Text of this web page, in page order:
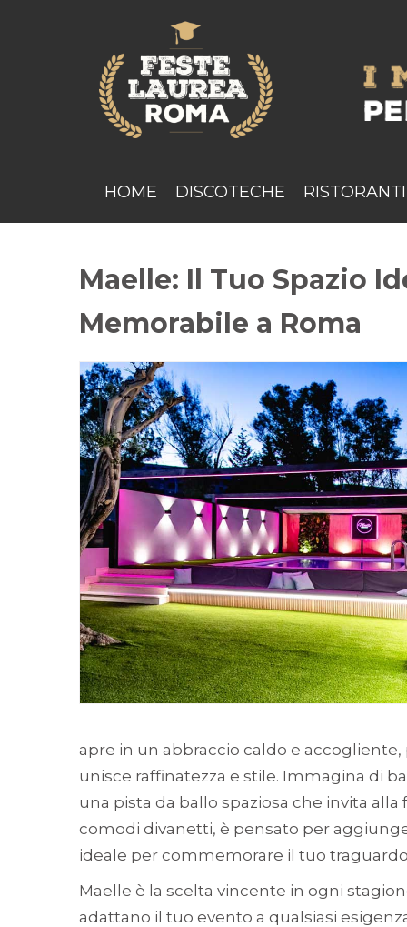
HOME DISCOTECHE RISTORANTI
Maelle: Il Tuo Spazio
Memorabile a Roma
apre in un abbraccio caldo e
unisce raffinatezza e stile. Immagina di
una pista da ballo spaziosa che invita
comodi divanetti, è pensato per
ideale per commemorare il tuo
Maelle è la scelta vincente in ogni
adattano il tuo evento a qualsiasi